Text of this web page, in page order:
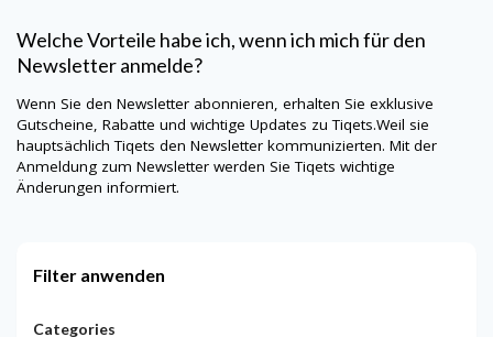
Welche Vorteile habe ich, wenn ich mich für den
Newsletter anmelde?
Wenn Sie den Newsletter abonnieren, erhalten Sie exklusive
Gutscheine, Rabatte und wichtige Updates zuTiqets.Weil sie
hauptsächlichTiqets den Newsletter kommunizierten. Mit der
Anmeldung zum Newsletter werden SieTiqets wichtige
Änderungen informiert.
Filter anwenden
Categories